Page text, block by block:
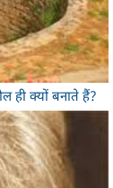
ही क्यों बनाते हैं?